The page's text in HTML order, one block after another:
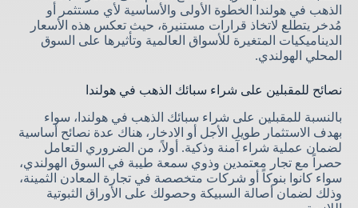
الذهب في هولندا الخطوة الأولى والأساسية لأي مستثمر أو
مُدخر يتطلع لاتخاذ قرارات مستنيرة، حيث تعكس هذه الأسعار
الديناميكيات المتغيرة للأسواق العالمية وتأثيرها على السوق
المحلي الهولندي.
نصائح للمقبلين على شراء سبائك الذهب في هولندا
بالنسبة للمقبلين على شراء سبائك الذهب في هولندا، سواء
بهدف الاستثمار طويل الأجل أو الادخار، هناك عدة نصائح أساسية
لضمان عملية شراء آمنة وذكية. أولاً، من الضروري التعامل
حصراً مع تجار معتمدين وذوي سمعة طيبة في السوق الهولندي،
سواء كانوا بنوكاً أو شركات متخصصة في تجارة المعادن الثمينة،
وذلك لضمان أصالة السبيكة وحصولك على الأوراق الثبوتية